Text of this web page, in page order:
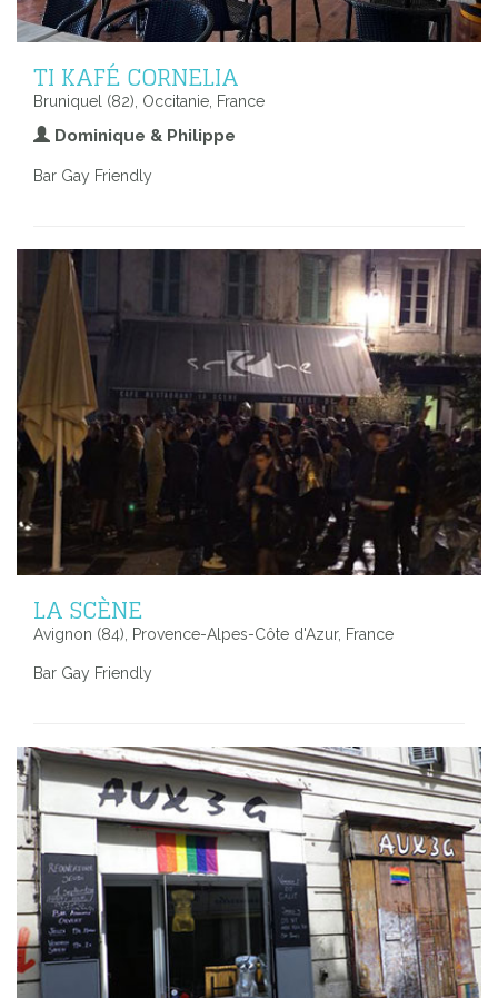
TI KAFÉ CORNELIA
Bruniquel (82), Occitanie, France
Dominique & Philippe
Bar Gay Friendly
LA SCÈNE
Avignon (84), Provence-Alpes-Côte d'Azur, France
Bar Gay Friendly